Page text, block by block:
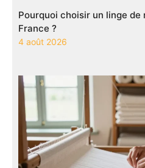
Pourquoi choisir un linge de
France ?
4 août 2026